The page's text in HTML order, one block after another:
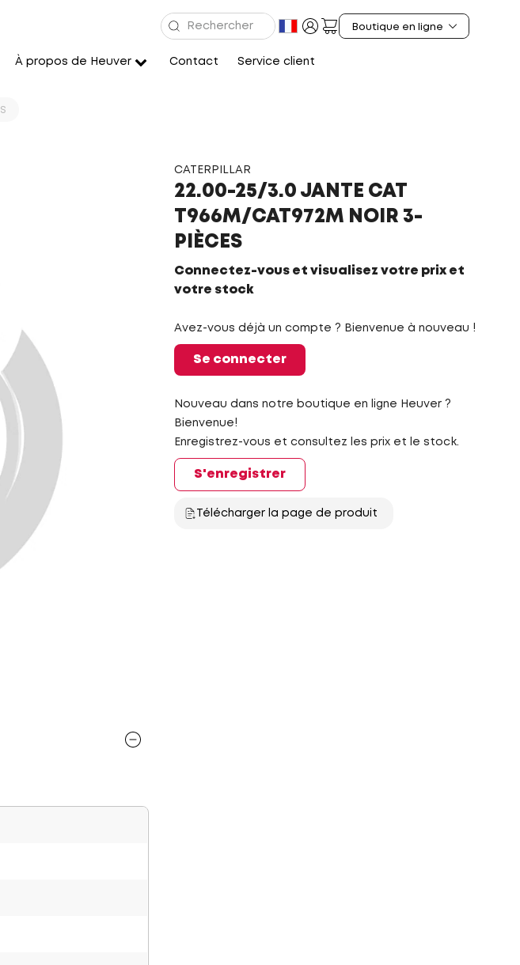
À propos de Heuver Contact Service client
CATERPILLAR
22.00-25/3.0 JANTE CAT
T966M/CAT972M NOIR 3-
PIÈCES
Connectez-vous et visualisez votre prix et
votre stock
Avez-vous déjà un compte ? Bienvenue à nouveau !
Se connecter
Nouveau dans notre boutique en ligne Heuver ?
Bienvenue!
Enregistrez-vous et consultez les prix et le stock.
S'enregistrer
Télécharger la page de produit